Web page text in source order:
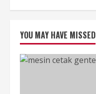
YOU MAY HAVE MISSED